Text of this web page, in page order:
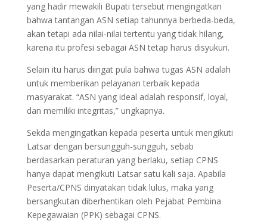
yang hadir mewakili Bupati tersebut mengingatkan
bahwa tantangan ASN setiap tahunnya berbeda-beda,
akan tetapi ada nilai-nilai tertentu yang tidak hilang,
karena itu profesi sebagai ASN tetap harus disyukuri.
Selain itu harus diingat pula bahwa tugas ASN adalah
untuk memberikan pelayanan terbaik kepada
masyarakat. “ASN yang ideal adalah responsif, loyal,
dan memiliki integritas,” ungkapnya.
Sekda mengingatkan kepada peserta untuk mengikuti
Latsar dengan bersungguh-sungguh, sebab
berdasarkan peraturan yang berlaku, setiap CPNS
hanya dapat mengikuti Latsar satu kali saja. Apabila
Peserta/CPNS dinyatakan tidak lulus, maka yang
bersangkutan diberhentikan oleh Pejabat Pembina
Kepegawaian (PPK) sebagai CPNS.